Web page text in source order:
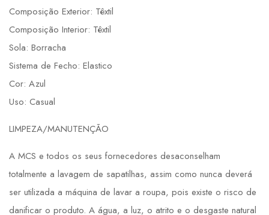
Composição Exterior: Têxtil
Composição Interior: Têxtil
Sola: Borracha
Sistema de Fecho: Elastico
Cor: Azul
Uso: Casual
LIMPEZA/MANUTENÇÃO
A MCS e todos os seus fornecedores desaconselham
totalmente a lavagem de sapatilhas, assim como nunca deverá
ser utilizada a máquina de lavar a roupa, pois existe o risco de
danificar o produto. A água, a luz, o atrito e o desgaste natural